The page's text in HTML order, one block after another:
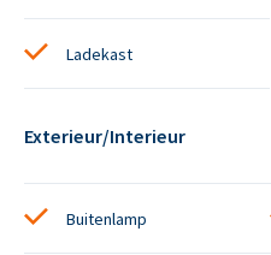
Ladekast
Exterieur/Interieur
Buitenlamp